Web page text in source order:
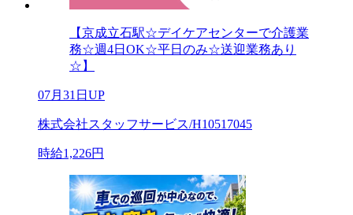
【京成立石駅☆デイケアセンターで介護業
務☆週4日OK☆平日のみ☆送迎業務あり
☆】
07月31日UP
株式会社スタッフサービス/H10517045
時給1,226円